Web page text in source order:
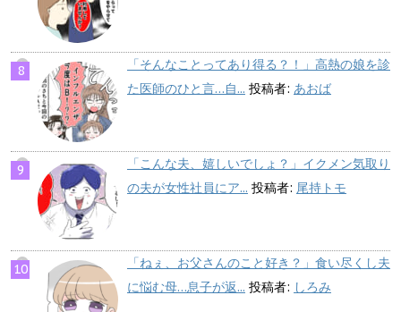
「そんなことってあり得る？！」高熱の娘を診
た医師のひと言…自... 投稿者: あおば
「こんな夫、嬉しいでしょ？」イクメン気取り
の夫が女性社員にア... 投稿者: 尾持トモ
「ねぇ、お父さんのこと好き？」食い尽くし夫
に悩む母…息子が返... 投稿者: しろみ